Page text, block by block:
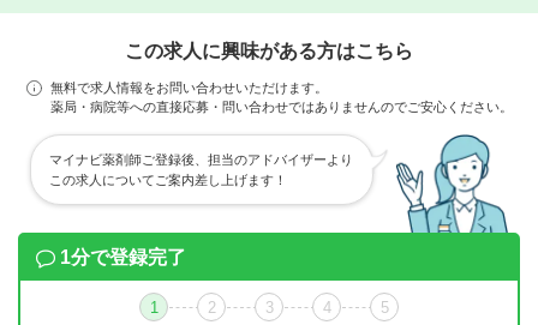
この求人に興味がある方はこちら
無料で求人情報をお問い合わせいただけます。
薬局・病院等への直接応募・問い合わせではありませんのでご安心ください。
マイナビ薬剤師ご登録後、担当のアドバイザーより
この求人についてご案内差し上げます！
1分で登録完了
1 2 3 4 5